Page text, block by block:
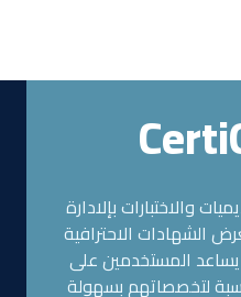
والاختبارات بإلادارة
الشهادات الاحترافية
المستخدمين على
لتخصصاتهم بسهولة